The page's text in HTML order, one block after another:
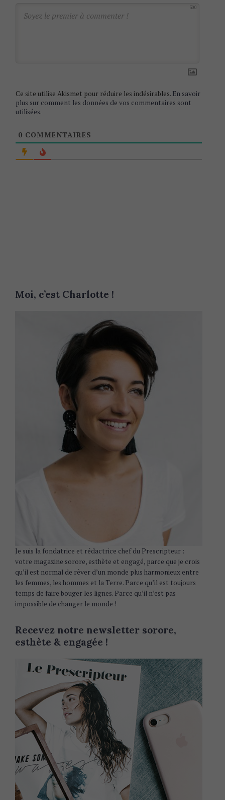
Moi, c’est Charlotte !
Je suis la fondatrice et rédactrice chef du Prescripteur :
votre magazine sorore, esthète et engagé, parce que je crois
qu’il est normal de rêver d’un monde plus harmonieux entre
les femmes, les hommes et la Terre. Parce qu’il est toujours
temps de faire bouger les lignes. Parce qu’il n’est pas
impossible de changer le monde !
Recevez notre newsletter sorore,
esthète & engagée !
300
Ce site utilise Akismet pour réduire les indésirables. En savoir
plus sur comment les données de vos commentaires sont
utilisées.
0 COMMENTAIRES